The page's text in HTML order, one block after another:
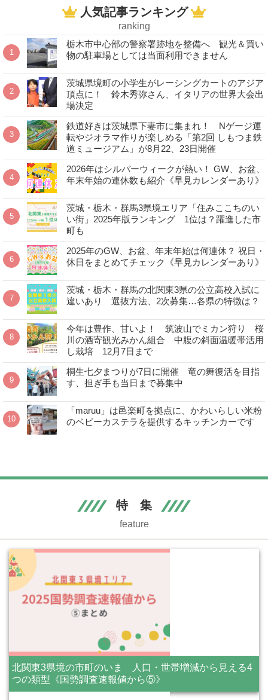
人気記事ランキング
ranking
栃木市中心部の警察署跡地を整備へ 観光＆買い
物の駐車場としては当面利用できません
茨城県境町の小学生がレーシングカートのアジア
頂点に！ 鈴木秀弥さん、イタリアの世界大会出
場決定
鉄道好きは茨城県下妻市に集まれ！ Nゲージ運
転やジオラマ作りが楽しめる「第2回 しもつま鉄
道ミュージアム」が8月22、23日開催
2026年はシルバーウィークが熱い！ GW、お盆、
年末年始の連休数も紹介《早見カレンダーあり》
茨城・栃木・群馬3県境エリア「住みここちのい
い街」2025年版ランキング 1位は？躍進した市
町も
2025年のGW、お盆、年末年始は何連休？ 祝日・
休日をまとめてチェック《早見カレンダーあり》
茨城・栃木・群馬の北関東3県の公立高校入試に
違いあり 選抜方法、2次募集…各県の特徴は？
今年は豊作、甘いよ！ 筑波山でミカン狩り 桜
川の酒寄観光みかん組合 中腹の斜面温暖帯活用
し栽培 12月7日まで
桐生七夕まつりが7日に開催 竜の舞復活を目指
す、担ぎ手も当日まで募集中
「maruu」は邑楽町を拠点に、かわいらしい米粉
のベビーカステラを提供するキッチンカーです
特 集
feature
北関東3県境の市町のいま 人口・世帯増減から見える4
つの類型《国勢調査速報値から⑤》